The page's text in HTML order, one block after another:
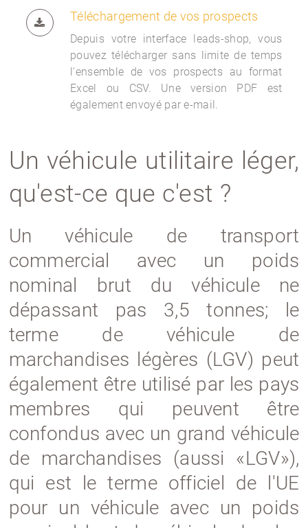
Téléchargement de vos prospects
Depuis votre interface leads-shop, vous
pouvez télécharger sans limite de temps
l'ensemble de vos prospects au format
Excel ou CSV. Une version PDF est
également envoyé par e-mail.
Un véhicule utilitaire léger,
qu'est-ce que c'est ?
Un véhicule de transport
commercial avec un poids
nominal brut du véhicule ne
dépassant pas 3,5 tonnes; le
terme de véhicule de
marchandises légères (LGV) peut
également être utilisé par les pays
membres qui peuvent être
confondus avec un grand véhicule
de marchandises (aussi «LGV»),
qui est le terme officiel de l'UE
pour un véhicule avec un poids